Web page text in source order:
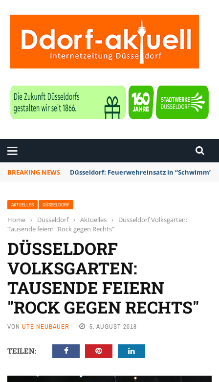
BREAKING NEWS Düsseldorf: Punk-Bahn-Fahrt mit Dosenbier
AKTUELLES DÜSSELDORF
Home › Düsseldorf › Aktuelles ›
Düsseldorf Volksgarten:
Tausende feiern "Rock gegen Rechts"
DÜSSELDORF
VOLKSGARTEN:
TAUSENDE FEIERN
"ROCK GEGEN RECHTS"
VON UTE NEUBAUER 5. AUGUST 2018
TEILEN: